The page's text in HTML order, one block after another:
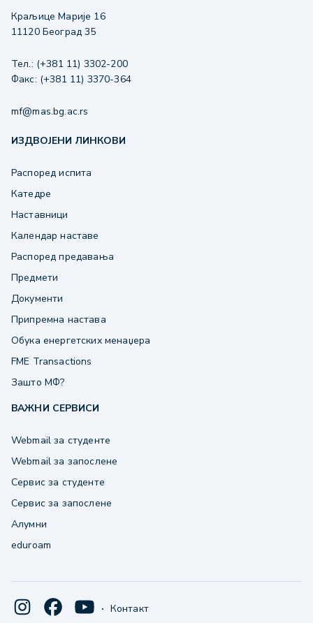
Краљице Марије 16
11120 Београд 35
Тел.: (+381 11) 3302-200
Факс: (+381 11) 3370-364
mf@mas.bg.ac.rs
ИЗДВОЈЕНИ ЛИНКОВИ
Распоред испита
Катедре
Наставници
Календар наставе
Распоред предавања
Предмети
Документи
Припремна настава
Обука енергетских менаџера
FME Transactions
Зашто МФ?
ВАЖНИ СЕРВИСИ
Webmail за студенте
Webmail за запослене
Сервис за студенте
Сервис за запослене
Алумни
eduroam
· Контакт